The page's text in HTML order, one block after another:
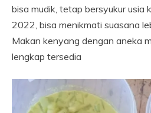
bisa mudik, tetap bersyukur usia
2022, bisa menikmati suasana
Makan kenyang dengan aneka
lengkap tersedia